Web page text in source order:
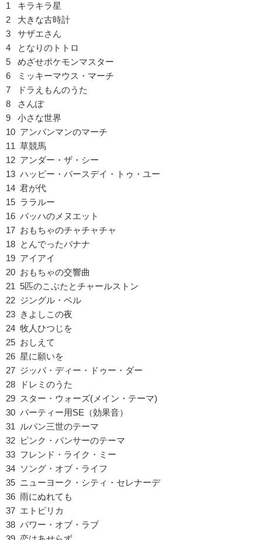
1 キラキラ星
2 大きな古時計
3 サザエさん
4 となりのトトロ
5 めざせポケモンマスター
6 ミッキーマウス・マーチ
7 ドラえもんのうた
8 さんぽ
9 小さな世界
10 アンパンマンのマーチ
11 草競馬
12 アンダー・ザ・シー
13 ハッピー・バースデイ・トゥ・ユー
14 君が代
15 ララルー
16 バッハのメヌエット
17 おもちゃのチャチャチャ
18 とんでったバナナ
19 アイアイ
20 おもちゃの交響曲
21 5匹のこぶたとチャールストン
22 ジングル・ベル
23 きよしこの夜
24 牧人ひつじを
25 おしえて
26 星に願いを
27 ジッパ・ディー・ドゥー・ダー
28 ドレミのうた
29 スター・ウォーズ(メイン・テーマ)
30 パーティー用SE（効果音）
31 ルパン三世のテーマ
32 ピンク・パンサーのテーマ
33 フレンド・ライク・ミー
34 ソング・オブ・ライフ
35 ニューヨーク・シティ・セレナーデ
36 雨にぬれても
37 エトピリカ
38 パワー・オブ・ラブ